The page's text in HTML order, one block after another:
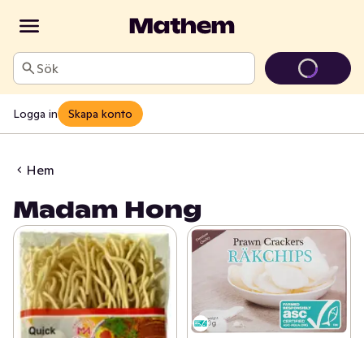
Sök
Logga in Skapa konto
Hem
Madam Hong